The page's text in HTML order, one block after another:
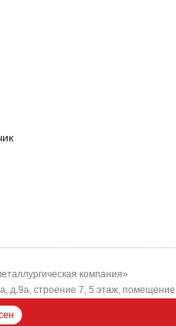
компания»
д.9а, строение 7, 5 этаж,